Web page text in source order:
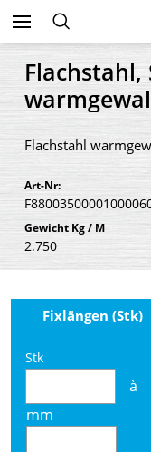
Flachstahl,
Flachstahl
Art-Nr:
Gewicht Kg / M
2.750
Fixlängen (Stk)
Stk
à
mm